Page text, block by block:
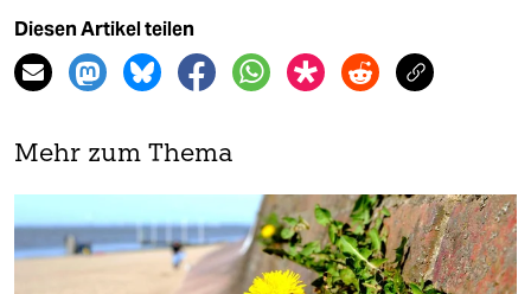
Diesen Artikel teilen
Mehr zum Thema